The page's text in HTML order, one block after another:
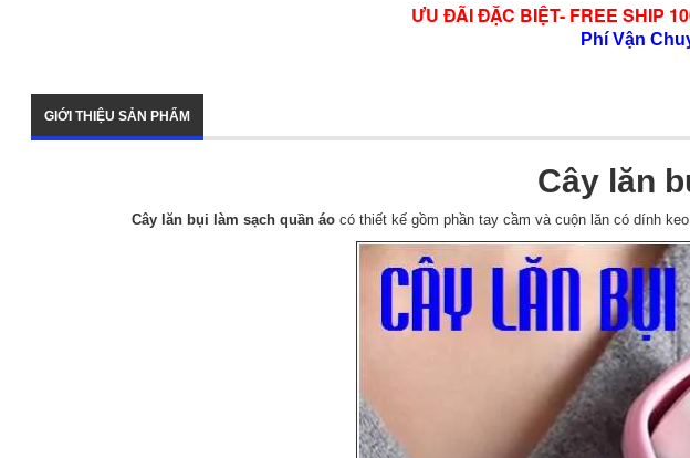
ƯU ĐÃI ĐẶC BIỆT- FREE SHIP
Phí Vận
GIỚI THIỆU SẢN PHẨM
Cây lăn
Cây lăn bụi làm sạch quần áo có thiết kế gồm phần tay cầm và cuộn lăn có dính